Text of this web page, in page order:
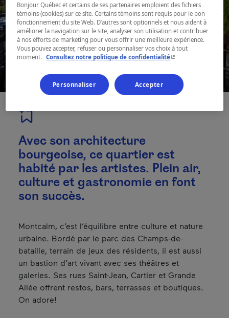
Avec son architecture
bourgeoise, ce quartier est
habité par les artistes. Plein air,
culture et gastronomie en font
son succès.
Montcalm, c’est l’équilibre entre culture et nature
urbaine. Bordé par le parc des Champs-de-
bataille, terrain de jeux des résidents, il est aussi
un bastion d’art vivant avec ses théâtres et
galeries. Ses rues Saint-Jean, Cartier et Grande
Allée offrent restos, bars, terrasses et boutiques.
On adore!
Bonjour Québec et certains de ses partenaires emploient des fichiers
témoins (cookies) sur ce site. Certains témoins sont requis pour le bon
fonctionnement du site Web. D’autres sont optionnels et nous aident à
améliorer la navigation sur le site, analyser son utilisation et contribuer
à nos efforts de marketing pour vous offrir une meilleure expérience.
Vous pouvez accepter, refuser ou personnaliser vos choix à tout
moment.
Consultez notre politique de confidentialité- Cet hyperlien
Personnaliser Accepter